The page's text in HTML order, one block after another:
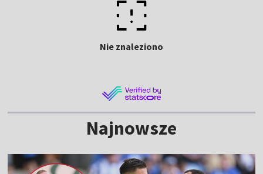
Nie znaleziono
Najnowsze